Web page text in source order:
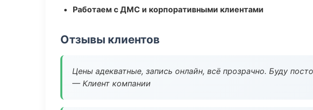
Работаем с ДМС и корпоративными клиентами
Отзывы клиентов
Цены адекватные, запись онлайн, всё прозрачно. Буду
— Клиент компании